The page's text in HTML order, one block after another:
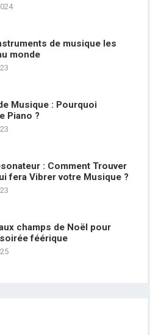
de musique les
monde
Musique : Pourquoi
Piano ?
: Comment Trouver
fera Vibrer votre Musique ?
champs de Noël pour
féérique